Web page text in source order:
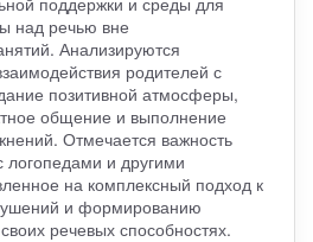
над речью вне
Анализируются
родителей с
позитивной атмосферы,
общение и выполнение
Отмечается важность
логопедами и другими
на комплексный подход к
и формированию
речевых способностях.